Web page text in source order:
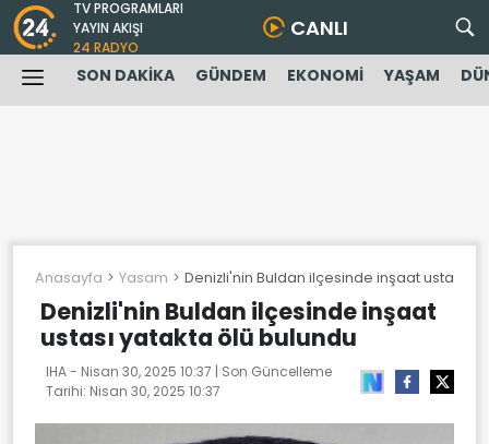
TV PROGRAMLARI
YAYIN AKIŞI
24 RADYO
CANLI
SON DAKİKA GÜNDEM EKONOMİ YAŞAM
Anasayfa Yasam Denizli'nin Buldan ilçesinde inşaat ustası
Denizli'nin Buldan ilçesinde inşaat
ustası yatakta ölü bulundu
IHA - Nisan 30, 2025 10:37 | Son Güncelleme
Tarihi: Nisan 30, 2025 10:37